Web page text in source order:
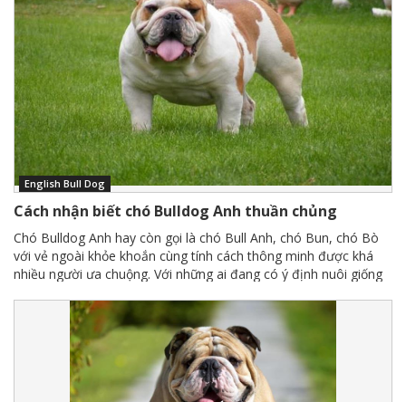
English Bull Dog
Cách nhận biết chó Bulldog Anh thuần chủng
Chó Bulldog Anh hay còn gọi là chó Bull Anh, chó Bun, chó Bò
với vẻ ngoài khỏe khoắn cùng tính cách thông minh được khá
nhiều người ưa chuộng. Với những ai đang có ý định nuôi giống
cùng quan trọng. Vậy những đặc điểm nào để xác định được
giống Bull Anh chính gốc, cùng Tạp chí thú cưng tìm hiểu qua bài
viết dưới đây.